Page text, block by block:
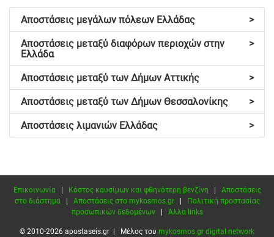
>
Αποστάσεις μεγάλων πόλεων Ελλάδας
>
Αποστάσεις μεταξύ διαφόρων περιοχών στην
Ελλάδα
>
Αποστάσεις μεταξύ των Δήμων Αττικής
>
Αποστάσεις μεταξύ των Δήμων Θεσσαλονίκης
>
Αποστάσεις λιμανιών Ελλάδας
Επικοινωνία| Κόστος καυσίμων και φθηνότερη βενζίνη
Αποστάσεις
στο διάστημα| Αποστάσεις στο mykosmos.gr|
Πολιτική προστασίας
προσωπικών δεδομένων| Άλλα links
© 2010-2026 apostaseis.gr | Μέλος του mykosmos.gr digital network